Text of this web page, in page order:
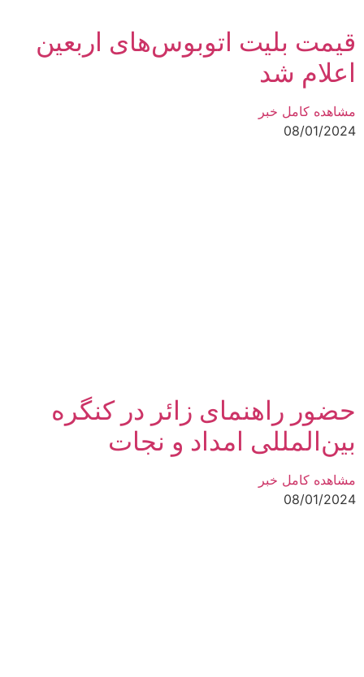
قیمت بلیت اتوبوس‌های اربعین
اعلام شد
مشاهده کامل خبر
08/01/2024
حضور راهنمای زائر در کنگره
بین‌المللی امداد و نجات
مشاهده کامل خبر
08/01/2024